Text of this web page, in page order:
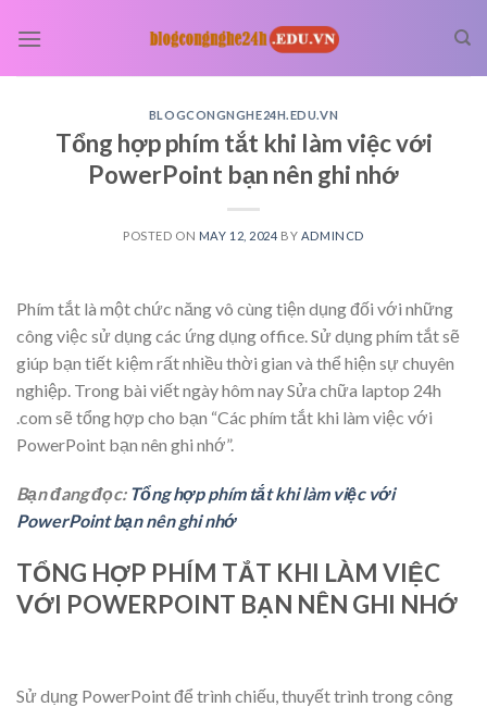
BLOGCONGNGHE24H.EDU.VN
Tổng hợp phím tắt khi làm việc với
PowerPoint bạn nên ghi nhớ
POSTED ON MAY 12, 2024 BY ADMINCD
Phím tắt là một chức năng vô cùng tiện dụng đối với những
công việc sử dụng các ứng dụng office. Sử dụng phím tắt sẽ
giúp bạn tiết kiệm rất nhiều thời gian và thể hiện sự chuyên
nghiệp. Trong bài viết ngày hôm nay Sửa chữa laptop 24h
.com sẽ tổng hợp cho bạn “Các phím tắt khi làm việc với
PowerPoint bạn nên ghi nhớ”.
Bạn đang đọc: Tổng hợp phím tắt khi làm việc với
PowerPoint bạn nên ghi nhớ
TỔNG HỢP PHÍM TẮT KHI LÀM VIỆC
VỚI POWERPOINT BẠN NÊN GHI NHỚ
Sử dụng PowerPoint để trình chiếu, thuyết trình trong công